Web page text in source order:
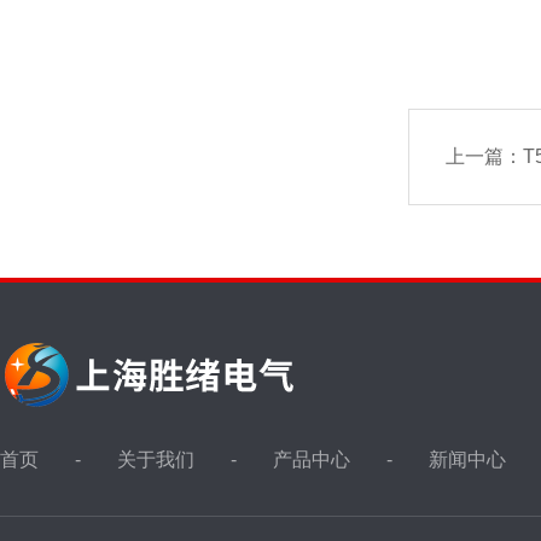
上一篇：
首页 关于我们 产品中心 新闻中心